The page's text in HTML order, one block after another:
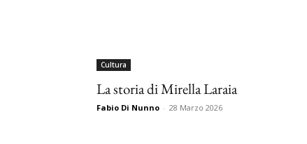
Cultura
La storia di Mirella Laraia
Fabio Di Nunno - 28 Marzo 2026